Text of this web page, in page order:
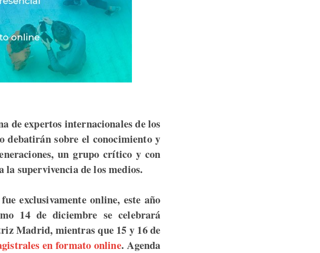
de expertos internacionales de los
debatirán sobre el conocimiento y
un grupo crítico y con
la supervivencia de los medios.
exclusivamente online, este año
14 de diciembre se celebrará
Madrid, mientras que 15 y 16 de
en formato online. Agenda